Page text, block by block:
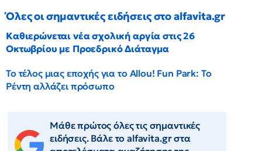
Όλες οι σημαντικές ειδήσεις στο alfavita.gr
Καθιερώνεται νέα σχολική αργία στις 26
Οκτωβρίου με Προεδρικό Διάταγμα
Το τέλος μιας εποχής για το Allou! Fun Park: Το
Ρέντη αλλάζει πρόσωπο
Μάθε πρώτος όλες τις σημαντικές
ειδήσεις. Βάλε το alfavita.gr στα